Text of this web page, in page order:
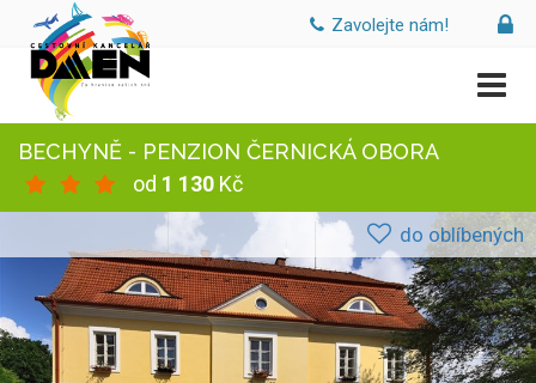
Zavolejte nám!
BECHYNĚ - PENZION ČERNICKÁ OBORA
od 1 130 Kč
do oblíbených